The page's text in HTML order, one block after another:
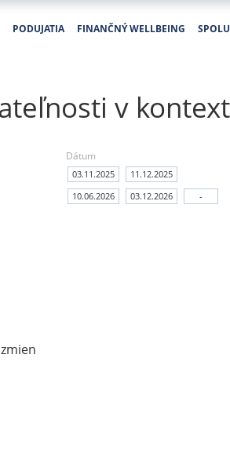
PODUJATIA FINANČNÝ WELLBEING
v
Dátum
03.11.2025
11.12.2025
10.06.2026
03.12.2026 -